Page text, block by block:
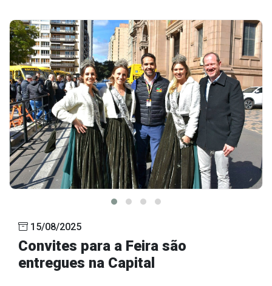
15/08/2025
Convites para a Feira são
entregues na Capital